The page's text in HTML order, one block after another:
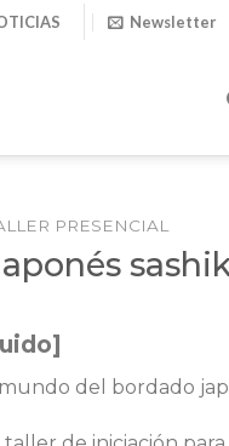
Newsletter
PRESENCIAL
del bordado